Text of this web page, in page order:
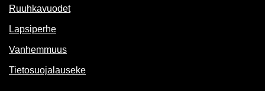
Ruuhkavuodet
Lapsiperhe
Vanhemmuus
Tietosuojalauseke